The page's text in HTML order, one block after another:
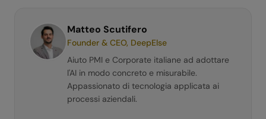
Matteo Scutifero
Founder & CEO, DeepElse
Aiuto PMI e Corporate italiane ad adottare
l'AI in modo concreto e misurabile.
Appassionato di tecnologia applicata ai
processi aziendali.